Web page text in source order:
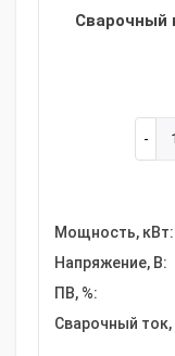
Сварочный
Мощность, кВт:
Напряжение, В:
ПВ, %:
Сварочный ток,